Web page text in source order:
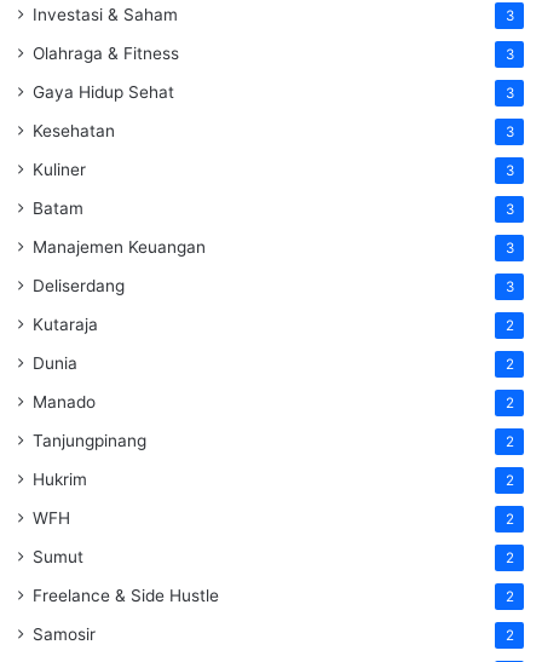
Investasi & Saham 3
Olahraga & Fitness 3
Gaya Hidup Sehat 3
Kesehatan 3
Kuliner 3
Batam 3
Manajemen Keuangan 3
Deliserdang 3
Kutaraja 2
Dunia 2
Manado 2
Tanjungpinang 2
Hukrim 2
WFH 2
Sumut 2
Freelance & Side Hustle 2
Samosir 2